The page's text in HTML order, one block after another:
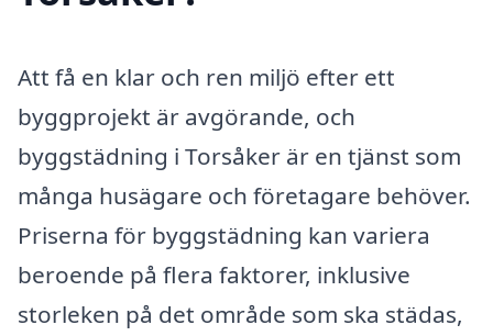
Att få en klar och ren miljö efter ett
byggprojekt är avgörande, och
byggstädning i Torsåker är en tjänst som
många husägare och företagare behöver.
Priserna för byggstädning kan variera
beroende på flera faktorer, inklusive
storleken på det område som ska städas,